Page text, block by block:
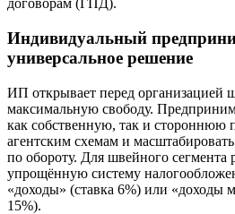
договорам (ГПД).
Индивидуальный
универсальное решение
ИП открывает перед организацией
максимальную свободу.
как собственную, так и стороннюю
агентским схемам и
по обороту. Для швейного сегмента
упрощённую систему
«доходы» (ставка 6%) или «доходы
15%).